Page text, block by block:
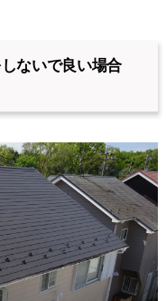
ないで良い場合